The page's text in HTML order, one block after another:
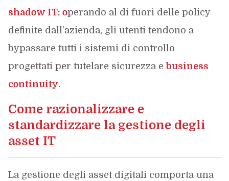
shadow IT: operando al di fuori delle policy
definite dall’azienda, gli utenti tendono a
bypassare tutti i sistemi di controllo
progettati per tutelare sicurezza e business
continuity.
Come razionalizzare e
standardizzare la gestione degli
asset IT
La gestione degli asset digitali comporta una